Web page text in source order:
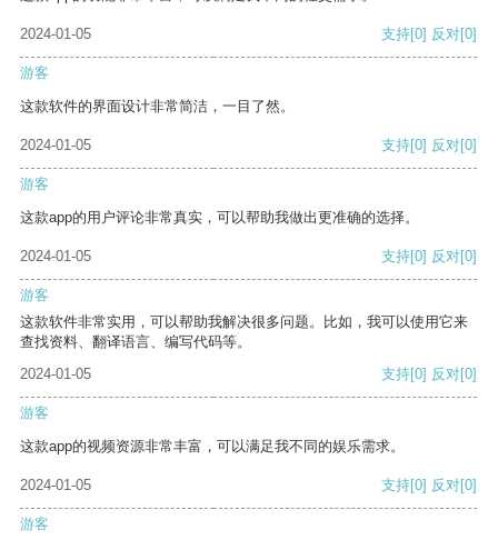
2024-01-05 支持[0] 反对[0]
游客
这款软件的界面设计非常简洁，一目了然。
2024-01-05 支持[0] 反对[0]
游客
这款app的用户评论非常真实，可以帮助我做出更准确的选择。
2024-01-05 支持[0] 反对[0]
游客
这款软件非常实用，可以帮助我解决很多问题。比如，我可以使用它来
查找资料、翻译语言、编写代码等。
2024-01-05
支持[0] 反对[0]
游客
这款app的视频资源非常丰富，可以满足我不同的娱乐需求。
2024-01-05 支持[0] 反对[0]
游客